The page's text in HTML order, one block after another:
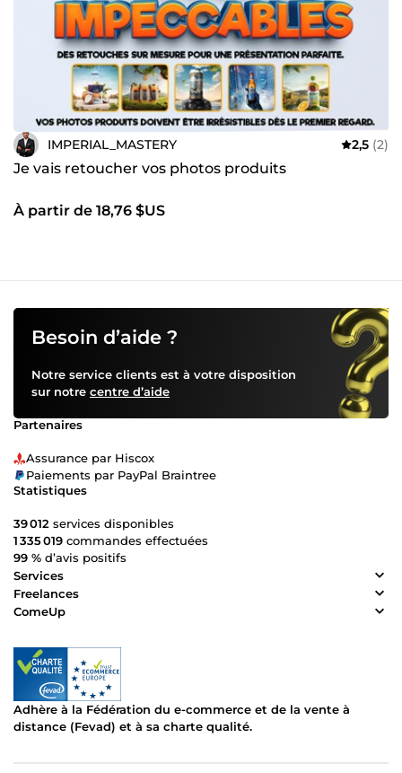
IMPERIAL_MASTERY 2,5 (2)
Je vais retoucher vos photos produits
À partir de 18,76 $US
Besoin d’aide ?
Notre service clients est à votre disposition
sur notre centre d’aide
Partenaires
Assurance par Hiscox
Paiements par PayPal Braintree
Statistiques
39 012 services disponibles
1 335 019 commandes effectuées
99 % d’avis positifs
Services
Freelances
ComeUp
Adhère à la Fédération du e-commerce et de la vente à
distance (Fevad) et à sa charte qualité.